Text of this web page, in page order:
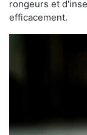
rongeurs et
efficacement.